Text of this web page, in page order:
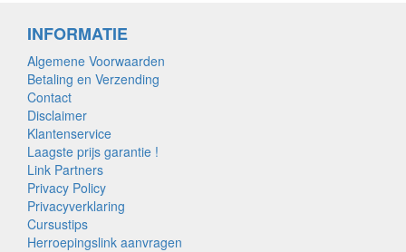
INFORMATIE
Algemene Voorwaarden
Betaling en Verzending
Contact
Disclaimer
Klantenservice
Laagste prijs garantie !
Link Partners
Privacy Policy
Privacyverklaring
Cursustips
Herroepingslink aanvragen